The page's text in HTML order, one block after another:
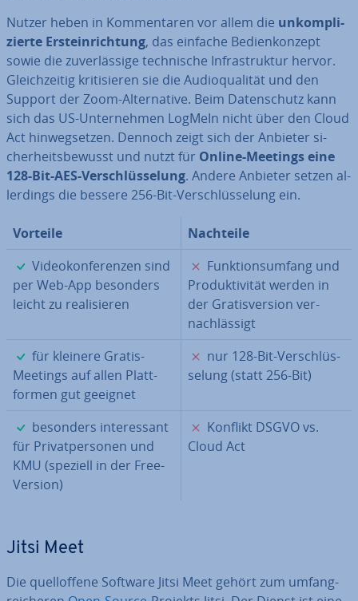
Nutzer heben in Kom­men­ta­ren vor allem die un­kom­pli­
zier­te Erst­ein­rich­tung, das einfache Be­dien­kon­zept
sowie die zu­ver­läs­si­ge tech­ni­sche In­fra­struk­tur hervor.
Gleich­zei­tig kri­ti­sie­ren sie die Au­dio­qua­li­tät und den
Support der Zoom-Al­ter­na­ti­ve. Beim Da­ten­schutz kann
sich das US-Un­ter­neh­men LogMeIn nicht über den Cloud
Act hin­weg­set­zen. Dennoch zeigt sich der Anbieter si­
cher­heits­be­wusst und nutzt für Online-Meetings eine
128-Bit-AES-Ver­schlüs­se­lung. Andere Anbieter setzen al­
ler­dings die bessere 256-Bit-Ver­schlüs­se­lung ein.
Vorteile
Nachteile
✓
Vi­deo­kon­fe­ren­zen sind
per Web-App besonders
leicht zu rea­li­sie­ren
✗
Funk­ti­ons­um­fang und
Pro­duk­ti­vi­tät werden in
der Gra­tis­ver­si­on ver­
nach­läs­sigt
✓
für kleinere Gratis-
Meetings auf allen Platt­
for­men gut geeignet
✗
nur 128-Bit-Ver­schlüs­
se­lung (statt 256-Bit)
✓
besonders in­ter­es­sant
für Pri­vat­per­so­nen und
KMU (speziell in der Free-
Version)
✗
Konflikt DSGVO vs.
Cloud Act
Jitsi Meet
Die quell­of­fe­ne Software Jitsi Meet gehört zum um­fang­